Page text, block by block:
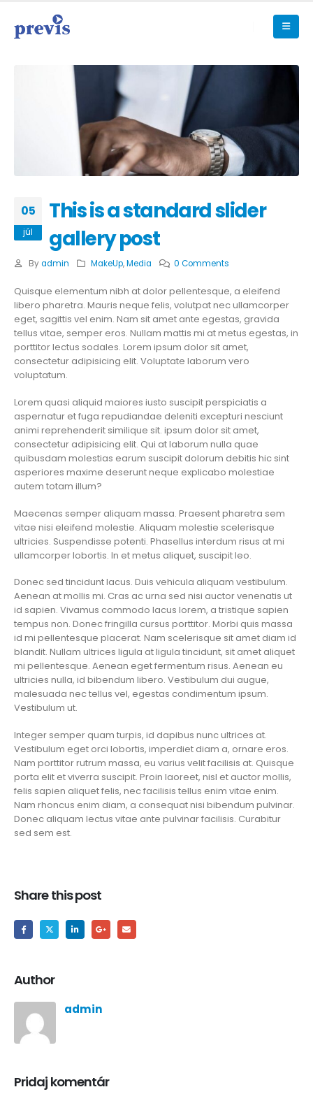
05
júl
This is a standard slider
gallery post
By admin MakeUp,Media 0 Comments
Quisque elementum nibh at dolor pellentesque, a eleifend
libero pharetra. Mauris neque felis, volutpat nec ullamcorper
eget, sagittis vel enim. Nam sit amet ante egestas, gravida
tellus vitae, semper eros. Nullam mattis mi at metus egestas, in
porttitor lectus sodales. Lorem ipsum dolor sit amet,
consectetur adipisicing elit. Voluptate laborum vero
voluptatum.
Lorem quasi aliquid maiores iusto suscipit perspiciatis a
aspernatur et fuga repudiandae deleniti excepturi nesciunt
animi reprehenderit similique sit. ipsum dolor sit amet,
consectetur adipisicing elit. Qui at laborum nulla quae
quibusdam molestias earum suscipit dolorum debitis hic sint
asperiores maxime deserunt neque explicabo molestiae
autem totam illum?
Maecenas semper aliquam massa. Praesent pharetra sem
vitae nisi eleifend molestie. Aliquam molestie scelerisque
ultricies. Suspendisse potenti. Phasellus interdum risus at mi
ullamcorper lobortis. In et metus aliquet, suscipit leo.
Donec sed tincidunt lacus. Duis vehicula aliquam vestibulum.
Aenean at mollis mi. Cras ac urna sed nisi auctor venenatis ut
id sapien. Vivamus commodo lacus lorem, a tristique sapien
tempus non. Donec fringilla cursus porttitor. Morbi quis massa
id mi pellentesque placerat. Nam scelerisque sit amet diam id
blandit. Nullam ultrices ligula at ligula tincidunt, sit amet aliquet
mi pellentesque. Aenean eget fermentum risus. Aenean eu
ultricies nulla, id bibendum libero. Vestibulum dui augue,
malesuada nec tellus vel, egestas condimentum ipsum.
Vestibulum ut.
Integer semper quam turpis, id dapibus nunc ultrices at.
Vestibulum eget orci lobortis, imperdiet diam a, ornare eros.
Nam porttitor rutrum massa, eu varius velit facilisis at. Quisque
porta elit et viverra suscipit. Proin laoreet, nisl et auctor mollis,
felis sapien aliquet felis, nec facilisis tellus enim vitae enim.
Nam rhoncus enim diam, a consequat nisi bibendum pulvinar.
Donec aliquam lectus vitae ante pulvinar facilisis. Curabitur
sed sem est.
Share this post
Author
admin
Pridaj komentár